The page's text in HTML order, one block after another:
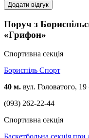
Додати відгук
Поруч з
«Грифон»
Спортивна секція
Бориспіль Спорт
40 м. вул. Головатого,
(093) 262-22-44
Спортивна секція
Баскетбольна секція при